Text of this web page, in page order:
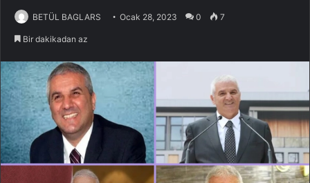
BETÜL BAGLARS Ocak 28, 2023 0 7
Bir dakikadan az